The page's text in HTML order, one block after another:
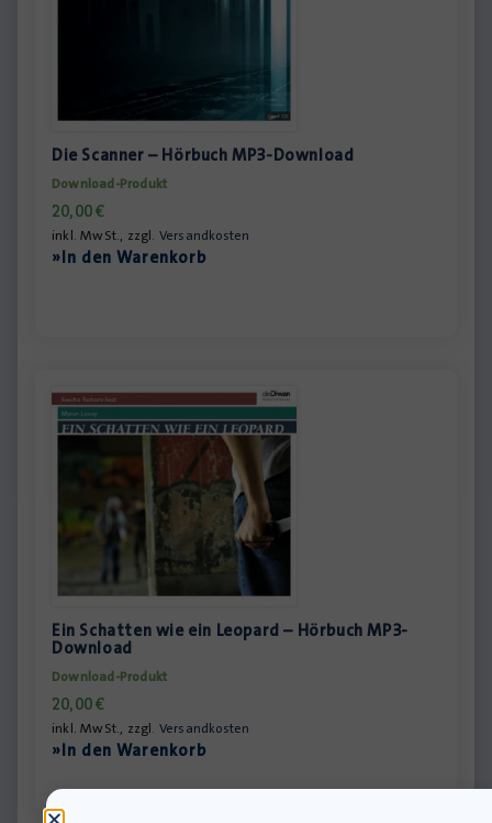
Die Scanner – Hörbuch MP3-Download
Download-Produkt
20,00€
inkl. MwSt., zzgl. Versandkosten
»In den Warenkorb
Ein Schatten wie ein Leopard – Hörbuch MP3-
Download
Download-Produkt
20,00€
inkl. MwSt., zzgl. Versandkosten
»In den Warenkorb